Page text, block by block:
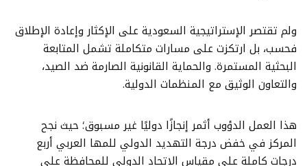
ولم تقتصر الإستراتيجية السعودية على الإكثار وإعادة الإطلاق
فحسب، بل ارتكزت على مسارات متكاملة تشمل المتابعة
البحثية المستمرة. والحماية القانونية الصارمة ضد الصيد،
والتعاون الوثيق مع المنظمات الدولية.
هذا العمل الدؤوب أثمر إنجازًا دوليًا غير مسبوق؛ حيث نجح
المركز في خفض درجة التهديد الدولي للمها العربي أربع
درجات كاملة على مقياس الاتحاد الدولي للمحافظة على